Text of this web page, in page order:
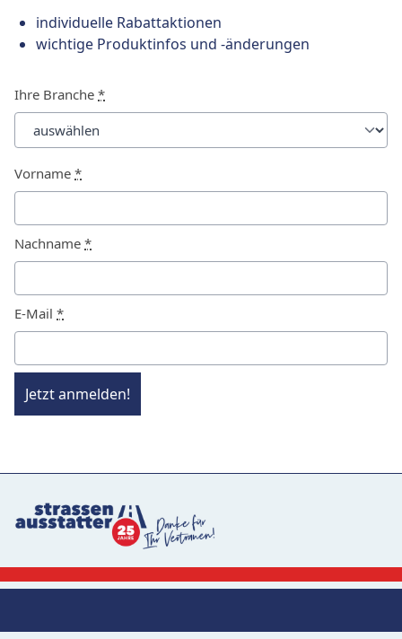
individuelle Rabattaktionen
wichtige Produktinfos und -änderungen
Ihre Branche *
Vorname *
Nachname *
E-Mail *
Jetzt anmelden!